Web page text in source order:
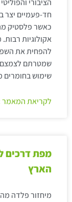
חד-פעמיים יצר
כאשר פלסטיק
אקולוגיות
להפחית את
שמטרתם לצמצם
שימוש בחומרים
לקריאת המאמר
מפת דרכים
הארץ
מיחזור פלדה